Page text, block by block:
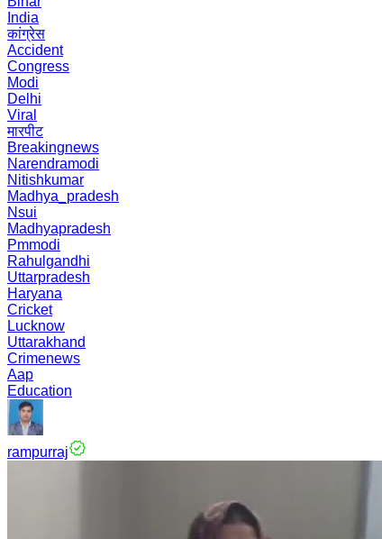
India
कांग्रेस
Accident
Congress
Modi
Delhi
Viral
मारपीट
Breakingnews
Narendramodi
Nitishkumar
Madhya_pradesh
Nsui
Madhyapradesh
Pmmodi
Rahulgandhi
Uttarpradesh
Haryana
Cricket
Lucknow
Uttarakhand
Crimenews
Aap
Education
rampurraj